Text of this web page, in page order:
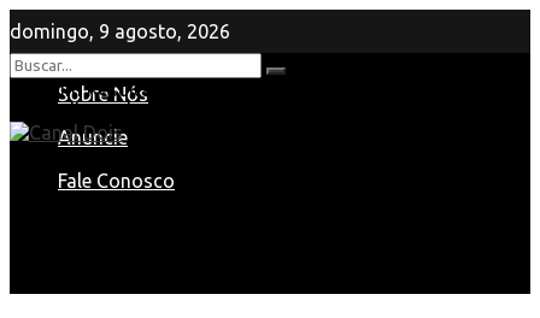
domingo, 9 agosto, 2026
Sobre Nós
Anuncie
Fale Conosco
Nenhum Resultado
View All Result